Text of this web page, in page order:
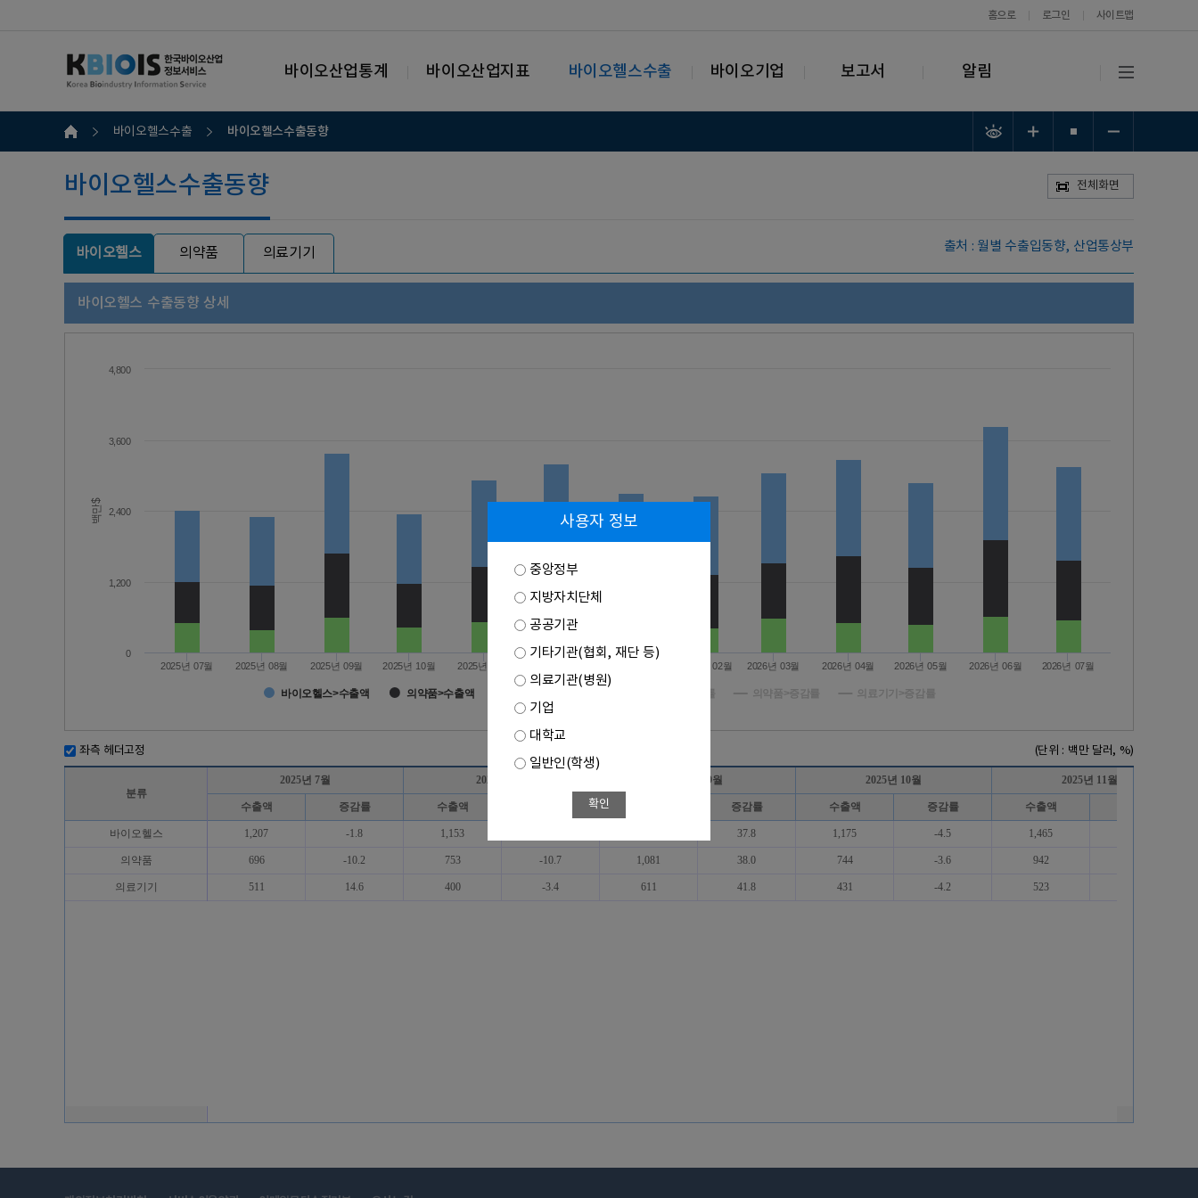
홈으로 로그인 사이트맵
바이오산업통계 바이오산업지표 바이오헬스수출 바이오기업 보고서 알림
바이오헬스수출 바이오헬스수출동향
바이오헬스수출동향 전체화면
바이오헬스 의약품 의료기기 출처 : 월별 수출입동향, 산업통상부
바이오헬스 수출동향 상세
백만$
바이오헬스>수출액 의약품>수출액 의약품>증감률 의료기기>증감률
2025년 07월 2025년 08월 2025년 09월 2025년 10월 2025년 11월 2026년 02월 2026년 03월 2026년 04월 2026년 05월 2026년 06월 2026년 07월
0
1,200
2,400
3,600
4,800
좌측 헤더고정 (단위 : 백만 달러, %)
분류
2025년 7월 2025년 8월 2025년 9월 2025년 10월 2025년 11월
수출액 증감률 수출액 증감률 수출액 증감률 수출액
바이오헬스
의약품
의료기기
1,207 -1.8 1,153 37.8 1,175 -4.5 1,465
696 -10.2 753 -10.7 1,081 38.0 744 -3.6 942
511 14.6 400 -3.4 611 41.8 431 -4.2 523
사용자 정보
중앙정부
지방자치단체
공공기관
기타기관(협회, 재단 등)
의료기관(병원)
기업
대학교
일반인(학생)
확인